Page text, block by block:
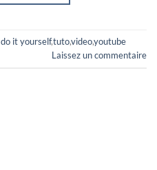
do it yourself,tuto,video,youtube
Laissez un commentaire